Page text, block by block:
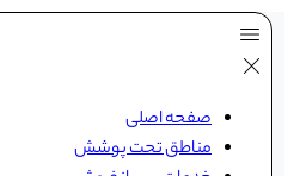
صفحه اصلی
مناطق تحت پوشش